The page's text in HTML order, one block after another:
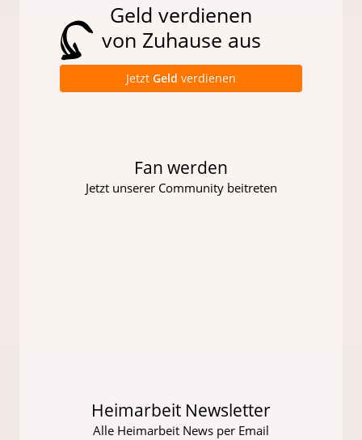
Geld verdienen
von Zuhause aus
Jetzt Geld verdienen
Fan werden
Jetzt unserer Community beitreten
Heimarbeit Newsletter
Alle Heimarbeit News per Email